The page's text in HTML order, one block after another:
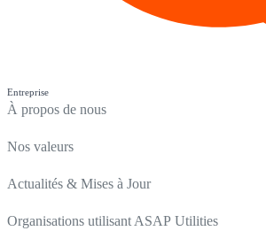
Entreprise
À propos de nous
Nos valeurs
Actualités & Mises à Jour
Organisations utilisant ASAP Utilities